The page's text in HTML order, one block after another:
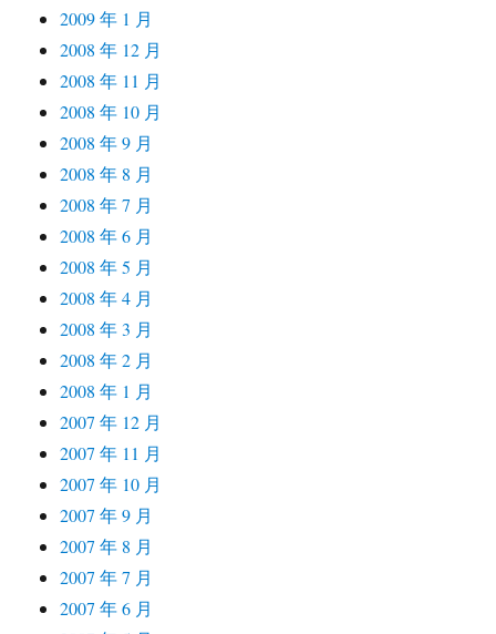
2009 年 1 月
2008 年 12 月
2008 年 11 月
2008 年 10 月
2008 年 9 月
2008 年 8 月
2008 年 7 月
2008 年 6 月
2008 年 5 月
2008 年 4 月
2008 年 3 月
2008 年 2 月
2008 年 1 月
2007 年 12 月
2007 年 11 月
2007 年 10 月
2007 年 9 月
2007 年 8 月
2007 年 7 月
2007 年 6 月